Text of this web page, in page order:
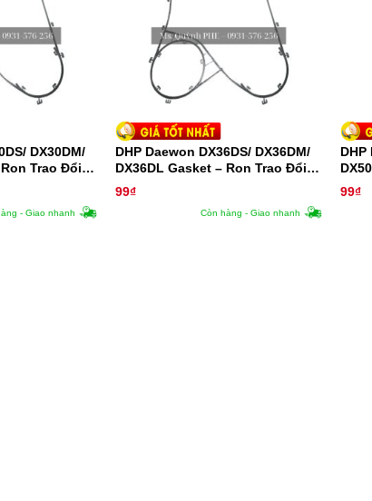
DX30DM/
Trao Đổi
- Giao nhanh
DHP Daewon DX36DS/ DX36DM/
DX36DL Gasket – Ron Trao Đổi
Nhiệt
99₫
Còn hàng - Giao nhanh
DHP
Đổi
99₫